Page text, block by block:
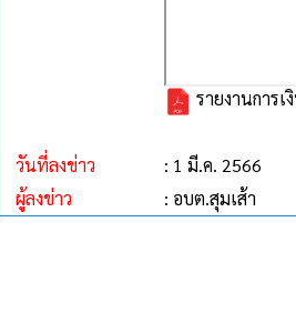
รายงานการ
วันที่ลงข่าว
: 1 มี.ค. 2566
ผู้ลงข่าว
: อบต.สุมเส้า